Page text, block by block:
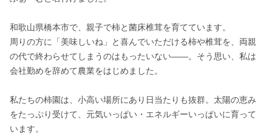
和歌山県橋本市で、親子で柿と菌床椎茸を育てています。
周りの方に「美味しいね」と喜んでいただける柿や椎茸を、両親
の代で終わらせてしまうのはもったいない——。そう思い、私は
会社勤めを辞めて農業をはじめました。
私たちの柿園は、小高い場所にあり日当たりも抜群。太陽の恵み
をたっぷり受けて、元気いっぱい・エネルギーいっぱいに育って
います。